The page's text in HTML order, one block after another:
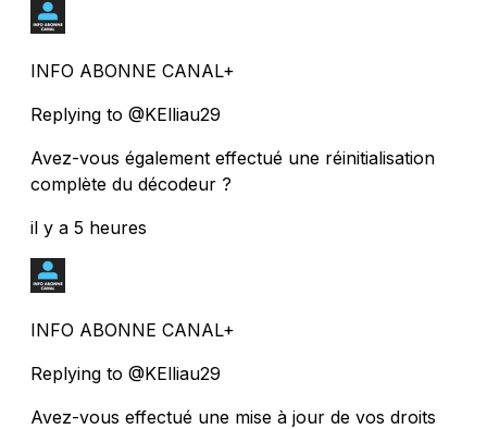
INFO ABONNE CANAL+
Replying to @KElliau29
Avez-vous également effectué une réinitialisation
complète du décodeur ?
il y a 5 heures
INFO ABONNE CANAL+
Replying to @KElliau29
Avez-vous effectué une mise à jour de vos droits